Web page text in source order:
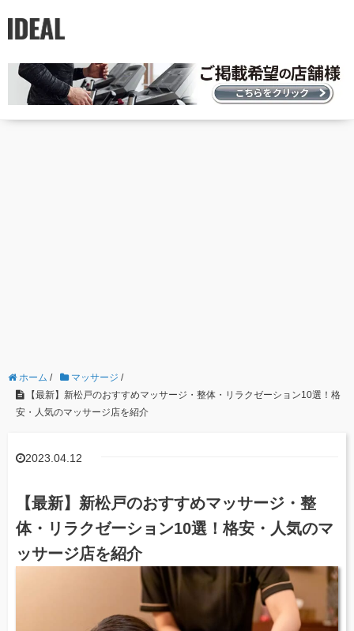
ホーム / マッサージ /
【最新】新松戸のおすすめマッサージ・整体・リラクゼーション10選！格
安・人気のマッサージ店を紹介
2023.04.12
【最新】新松戸のおすすめマッサージ・整
体・リラクゼーション10選！格安・人気のマ
ッサージ店を紹介